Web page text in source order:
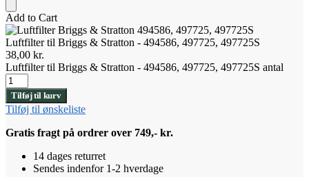
Add to Cart
Luftfilter til Briggs & Stratton - 494586, 497725, 497725S
38,00 kr.
Luftfilter til Briggs & Stratton - 494586, 497725, 497725S antal
Tilføj til kurv
Tilføj til ønskeliste
Gratis fragt på ordrer over 749,- kr.
14 dages returret
Sendes indenfor 1-2 hverdage